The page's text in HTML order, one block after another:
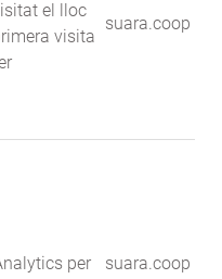
el lloc
visita
suara.coop
per
suara.coop